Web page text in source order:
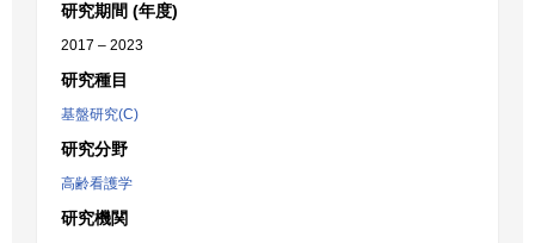
研究期間 (年度)
2017 – 2023
研究種目
基盤研究(C)
研究分野
高齢看護学
研究機関